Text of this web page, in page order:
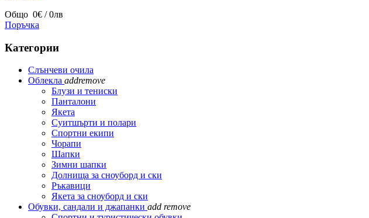
Общо 0€ / 0лв
Поръчка
Категории
Слънчеви очила
Облекла addremove
Блузи и тениски
Панталони
Якета
Суитшърти и полари
Спортни екипи
Чорапи
Шапки
Зимни шапки
Долнища за сноуборд и ски
Ръкавици
Якета за сноуборд и ски
Обувки, сандали и джапанки add remove